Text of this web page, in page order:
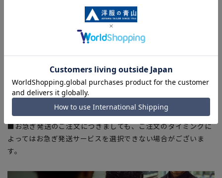
■サイズスペックは仕上がりサイズを記載しております。一
部、商品現物におすすめサイズ(ヌードサイズ)を記載している
■店舗や各モールサイトと商品在庫を共有しております関係
上、ご注文いただいたタイミングにより欠品が発生し、ご注文
を完了できない場合がございます。予めご了承ください。
■お急ぎ発送のご注文につきましても、ご注文のタイミングに
よってはお急ぎ発送サービスを選択できない場合がございま
す。